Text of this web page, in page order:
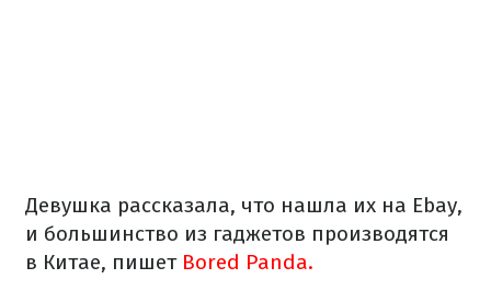
Девушка рассказала, что нашла их на Ebay,
и большинство из гаджетов производятся
в Китае, пишет Bored Panda.